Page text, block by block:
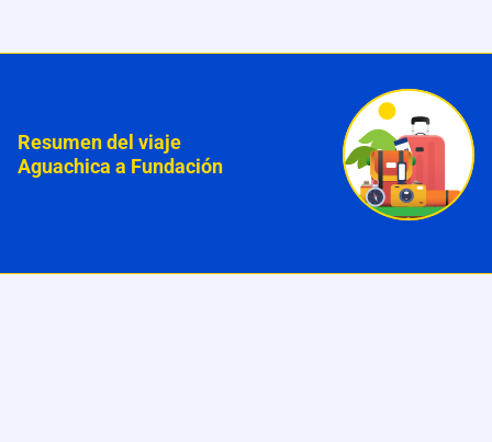
Resumen del viaje
Aguachica a Fundación